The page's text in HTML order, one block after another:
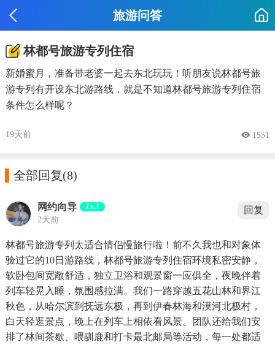
旅游问答
林都号旅游专列住宿
新婚蜜月，准备带老婆一起去东北玩玩！听朋友说林都号旅
游专列有开设东北游路线，就是不知道林都号旅游专列住宿
条件怎么样呢？
19天前  1551
全部回复(8)
网约向导 Lv.3
2天前
回复
林都号旅游专列太适合情侣慢旅行啦！前不久我也和对象体
验过它的10日游路线，林都号旅游专列住宿环境私密安静，
软卧包间宽敞舒适，独立卫浴和观景窗一应俱全，夜晚伴着
列车轻晃入睡，氛围感拉满。我们一路穿越五花山林和界江
秋色，从哈尔滨到抚远东极，再到伊春林海和漠河北极村，
白天轻逛景点，晚上在列车上相依看风景。团队还给我们安
排了林间茶歇、喂驯鹿和打卡最北邮局等活动，每一处都适